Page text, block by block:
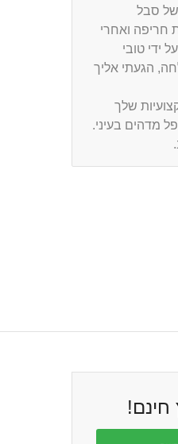
סבל
חריפה ואחרי
ידי טובי
הגעתי אליך
שלך
מדהים בעיני.
את האנרגיות
על הצבע
ובעיקר תודה על
לי ולילדים.
חינם!